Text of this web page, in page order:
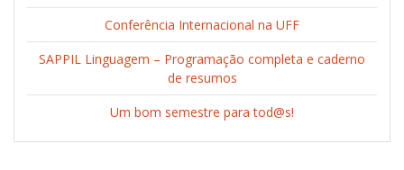
Conferência Internacional na UFF
SAPPIL Linguagem – Programação completa e caderno
de resumos
Um bom semestre para tod@s!